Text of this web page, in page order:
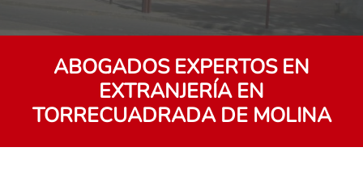
ABOGADOS EXPERTOS EN
EXTRANJERÍA EN
TORRECUADRADA DE MOLINA